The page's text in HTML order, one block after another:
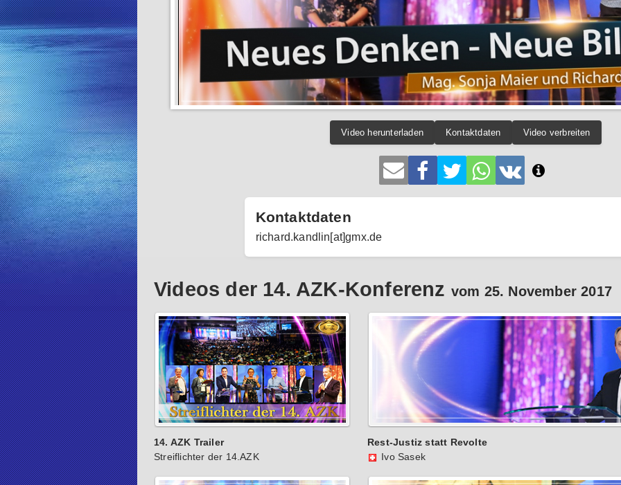
Video herunterladen Kontaktdaten Video verbreiten
Kontaktdaten
richard.kandlin[at]gmx.de
Videos der 14. AZK-Konferenz vom 25. November 2017
14. AZK Trailer
Streiflichter der 14.AZK
Rest-Justiz statt Revolte
Ivo Sasek